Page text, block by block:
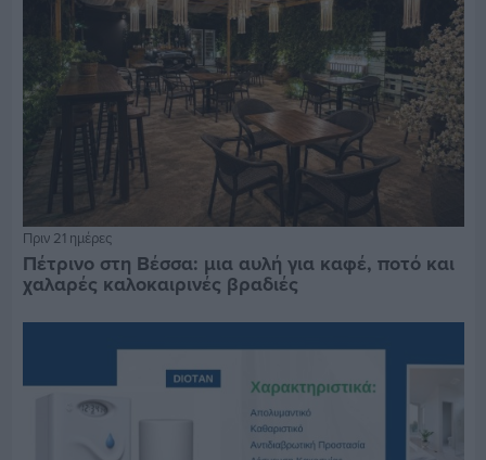
Πριν 21 ημέρες
Πέτρινο στη Βέσσα: μια αυλή για καφέ, ποτό και
χαλαρές καλοκαιρινές βραδιές